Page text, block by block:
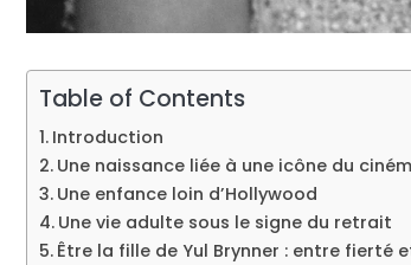
Table of Contents
Introduction
Une naissance liée à une icône du
Une enfance loin d’Hollywood
Une vie adulte sous le signe du retrait
Être la fille de Yul Brynner : entre fierté